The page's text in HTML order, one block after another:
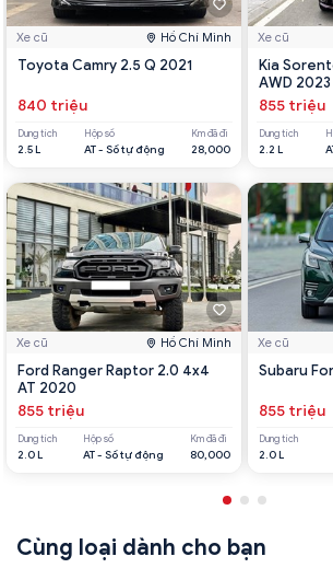
Xe cũ Hồ Chí Minh
Toyota Camry 2.5 Q 2021
840 triệu
Dung tích
2.5 L
Hộp số
AT - Số tự động
Km đã đi
28,000
Xe cũ Hồ Chí Minh
Ford Ranger Raptor 2.0 4x4
AT 2020
855 triệu
Dung tích
2.0 L
Hộp số
AT - Số tự động
Km đã đi
80,000
Xe cũ
Kia
AWD 2023
855 triệu
Dung tích
2.2 L
Xe cũ
Subaru
855 triệu
Dung tích
2.0 L
Cùng loại dành cho bạn